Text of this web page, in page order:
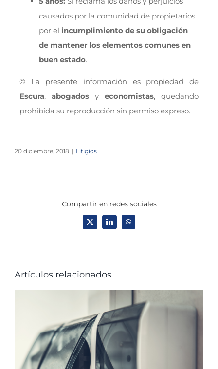
causados por la comunidad de propietarios
por el incumplimiento de su obligación
de mantener los elementos comunes en
buen estado.
© La presente información es propiedad de
Escura, abogados y economistas, quedando
prohibida su reproducción sin permiso expreso.
20 diciembre, 2018 | Litigios
Compartir en redes sociales
X LinkedInWhatsApp
Artículos relacionados